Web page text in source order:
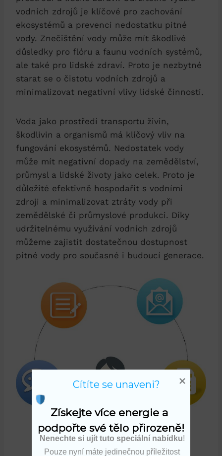
vodních zdrojů je klíčové pro zachování
ekosystémů a prevenci nedostatku pitné
vody. Znečištění vody může mít škodlivé
důsledky pro flóru a faunu vodních systémů,
ale také pro lidské zdraví. Proto je nezbytné
starat se o čistotu vodních zdrojů a
minimalizovat negativní vlivy lidské činnosti.
Voda jako prostředí transportu živin,
škodlivin a organismů má klíčový vliv na
fungování ekosystémů. Nedostatek vody
může mít negativní dopady na zemědělství,
průmysl a lidské životy jako celek. Proto je
důležité efektivně hospodařit s vodními
zdroji a minimalizovat ztráty vody při
zemědělské či průmyslové produkci. Díky
udržitelnému využívání vodních zdrojů
můžeme zajistit dostatečnou dostupnost
pitné vody pro současné i budoucí generace.
Získejte více energie a
podpořte své tělo přirozeně!
Nenechte si ujít tuto speciální nabídku!
Pouze nyní máte jedinečnou příležitost
Cítíte se unaveni?